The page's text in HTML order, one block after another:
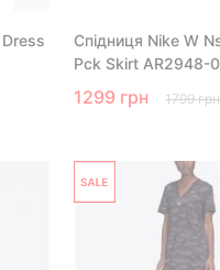
Спідниця Nike W
Pck Skirt AR2948-
1299 грн 1799 грн